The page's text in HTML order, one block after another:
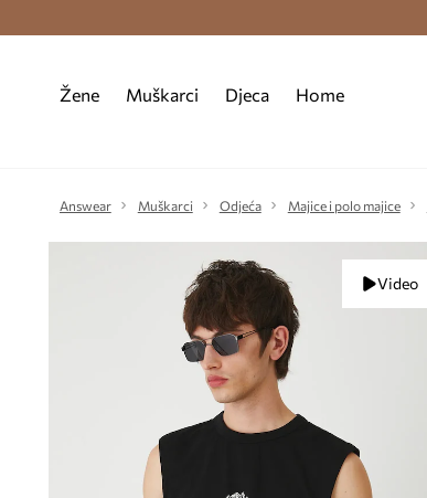
Žene Muškarci Djeca Home
Answear Muškarci Odjeća Majice i polo majice
Video